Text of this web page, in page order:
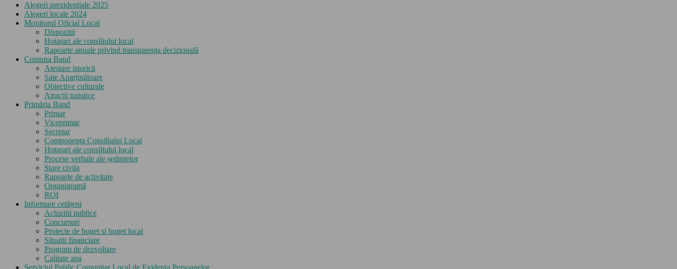
Alegeri prezidentiale 2025
Alegeri locale 2024
Monitorul Oficial Local
Dispozitii
Hotarari ale consiliului local
Rapoarte anuale privind transparenţa decizională
Comuna Band
Atestare istorică
Sate Aparținătoare
Obiective culturale
Atracții turistice
Primăria Band
Primar
Viceprimar
Secretar
Componența Consiliului Local
Hotarari ale consiliului local
Procese verbale ale ședintelor
Stare civila
Rapoarte de activitate
Organigramă
ROI
Informare cetățeni
Achizitii publice
Concursuri
Proiecte de buget si buget local
Situatii financiare
Program de dezvoltare
Calitate apa